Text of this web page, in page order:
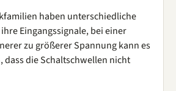
haben unterschiedliche
Eingangssignale, bei einer
zu größerer Spannung kann es
dass die Schaltschwellen nicht